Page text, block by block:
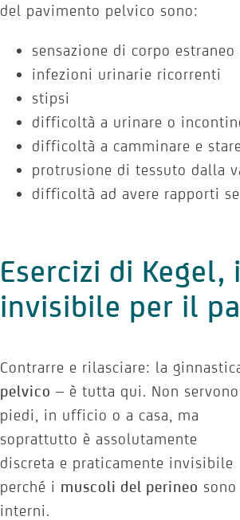
del pavimento pelvico sono:
sensazione di corpo
infezioni urinarie ricorrenti
stipsi
difficoltà a urinare o
difficoltà a camminare e
protrusione di tessuto dalla
difficoltà ad avere rapporti
Esercizi di
invisibile per il
Contrarre e rilasciare: la
pelvico – è tutta qui. Non
piedi, in ufficio o a casa, ma
soprattutto è assolutamente
discreta e praticamente invisibile
perché i muscoli del perineo sono
interni.